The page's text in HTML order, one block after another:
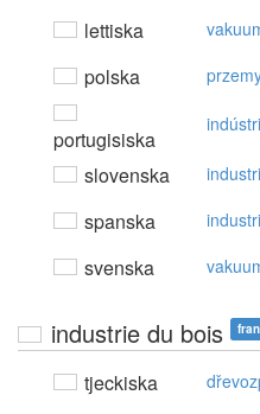
lettiska
polska
portugisiska
slovenska
spanska
svenska
industrie du bois
tjeckiska